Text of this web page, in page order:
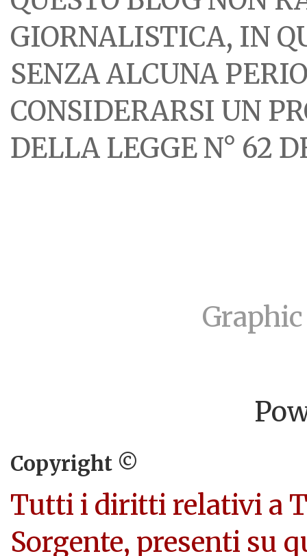
GIORNALISTICA, IN
SENZA ALCUNA
CONSIDERARSI UN
DELLA LEGGE N° 62
Copyright ©
Tutti i diritti relativi a
Sorgente, presenti su